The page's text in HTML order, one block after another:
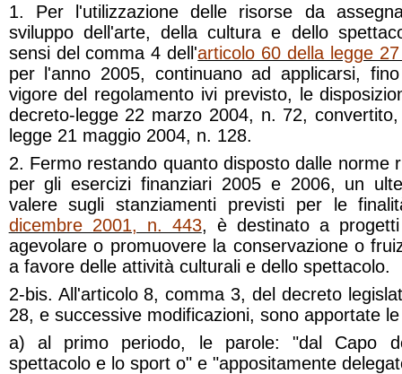
1. Per l'utilizzazione delle risorse da
sviluppo dell'arte, della cultura e dello
sensi del comma 4 dell'articolo 60 della legge
per l'anno 2005, continuano ad applicarsi,
vigore del regolamento ivi previsto, le
decreto-legge 22 marzo 2004, n. 72,
legge 21 maggio 2004, n. 128.
2. Fermo restando quanto disposto dalle norme
per gli esercizi finanziari 2005 e 2006, un
valere sugli stanziamenti previsti per le
dicembre 2001, n. 443, è destinato a
agevolare o promuovere la conservazione o
a favore delle attività culturali e dello spettacolo.
2-bis. All'articolo 8, comma 3, del decreto
28, e successive modificazioni, sono apportate
a) al primo periodo, le parole: "dal Capo
spettacolo e lo sport o" e "appositamente